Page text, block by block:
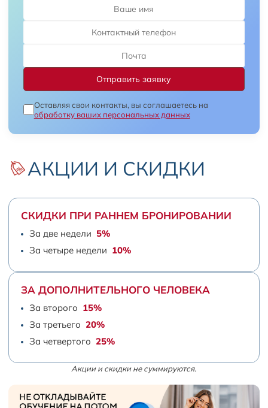
Оставляя свои контакты, вы соглашаетесь на
обработку ваших персональных данных
АКЦИИ И СКИДКИ
СКИДКИ ПРИ РАННЕМ БРОНИРОВАНИИ
За две недели 5%
За четыре недели 10%
ЗА ДОПОЛНИТЕЛЬНОГО ЧЕЛОВЕКА
За второго 15%
За третьего 20%
За четвертого 25%
Акции и скидки не суммируются.